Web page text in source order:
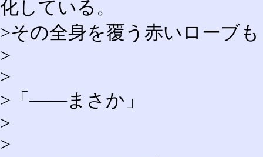
化している。
>その全身を覆う赤いローブ
>
>
>「――まさか」
>
>